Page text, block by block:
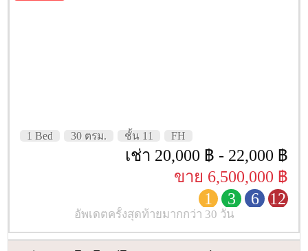
1 Bed 30 ตรม. ชั้น 11 FH
เช่า 20,000 ฿ - 22,000 ฿
ขาย 6,500,000 ฿
1
3 6 12
อัพเดตครั้งสุดท้ายมากกว่า 30 วัน